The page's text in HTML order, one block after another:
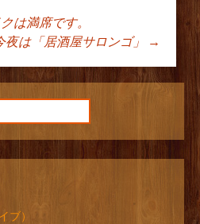
ゲーショ
は満席です。
夜は「居酒屋サロンゴ」
→
ブ）